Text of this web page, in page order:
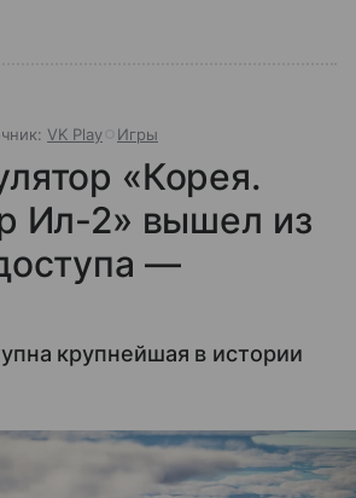
VK Play Игры
«Корея.
Ил-2» вышел из
—
крупнейшая в истории